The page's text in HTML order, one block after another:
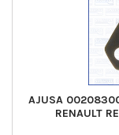
AJUSA 00208300
RENAULT